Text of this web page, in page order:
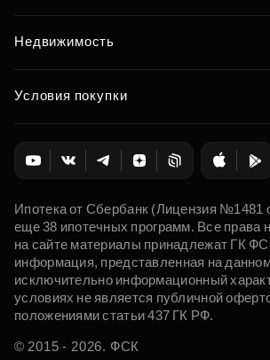
Недвижимость
Условия покупки
Ипотека от Сбербанк (Лицензия №1481
еще 38 ипотечных программ. Все права
на сайте материалы принадлежат ГК
информация, представленная на
исключительно информационный
условиях не является публичной
положениями статьи 437 ГК РФ.
© 2015 - 2026. ФСК